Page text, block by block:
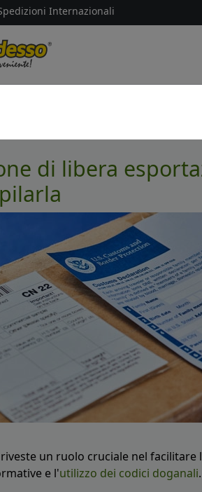
Internazionali
di libera
riveste un ruolo cruciale nel
e l'utilizzo dei codici doganali.